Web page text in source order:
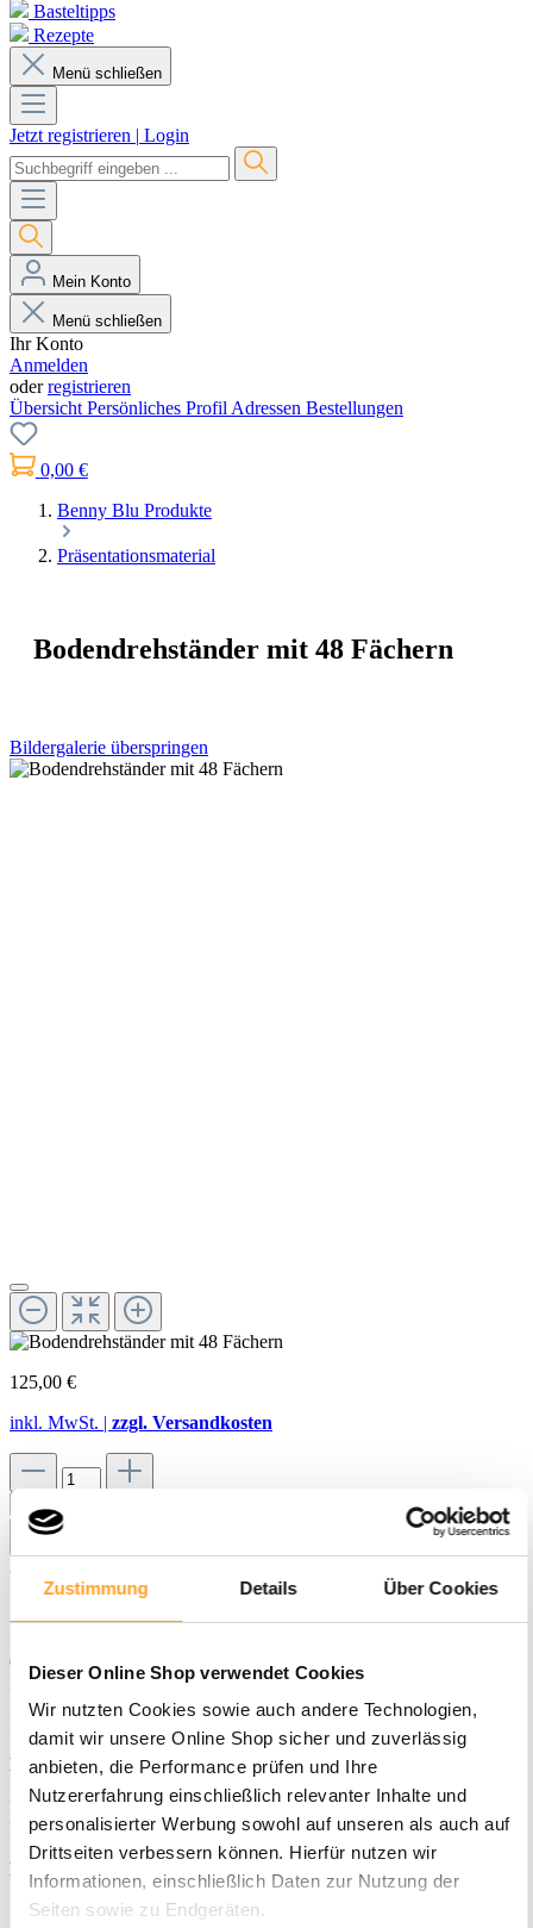
Zustimmung Details Über Cookies
Dieser Online Shop verwendet Cookies
Wir nutzten Cookies sowie auch andere Technologien,
damit wir unsere Online Shop sicher und zuverlässig
anbieten, die Performance prüfen und Ihre
Nutzererfahrung einschließlich relevanter Inhalte und
personalisierter Werbung sowohl auf unseren als auch auf
Drittseiten verbessern können. Hierfür nutzen wir
Informationen, einschließlich Daten zur Nutzung der
Seiten sowie zu Endgeräten.
Basteltipps
Rezepte
Menü schließen
Jetzt registrieren | Login
Mein Konto
Menü schließen
Ihr Konto
Anmelden
oderregistrieren
Übersicht Persönliches Profil Adressen Bestellungen
0,00 €
Benny Blu Produkte
Präsentationsmaterial
Bodendrehständer mit 48 Fächern
Bildergalerie überspringen
125,00 €
inkl. MwSt. | zzgl. Versandkosten
Beim Kauf von mindestens
6er-Sets oder Top-Seller-Sets
oder 30 1er-Sets
Bodendrehständer gratis erhalten.
Produktbeschreibung
Bodendrehständer mit 48 Fächern
Bodendrehständer mit 48 Fächern ab einer Bestellmenge von 360
Benny Blu Einzeltiteln oder fünf 6er- oder 30 1er-Themensets als
kostenlose Leihgabe für Händler [Wiederverkäufer] bestellbar.
Das bieten die Benny Blu Bodendrehständer:
• Kapazität/Fach: 10 Wissenstitel
• Kapazität/Gesamt: 480